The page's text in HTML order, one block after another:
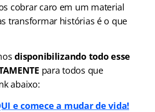
cobrar caro em um material
transformar histórias é o que
disponibilizando todo esse
para todos que
abaixo:
e comece a mudar de vida!